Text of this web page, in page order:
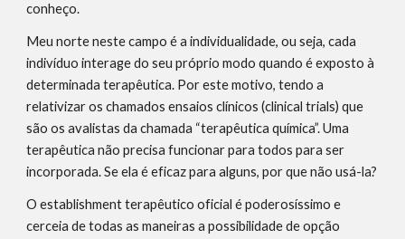
conheço.
Meu norte neste campo é a individualidade, ou seja, cada
indivíduo interage do seu próprio modo quando é exposto à
determinada terapêutica. Por este motivo, tendo a
relativizar os chamados ensaios clínicos (clinical trials) que
são os avalistas da chamada “terapêutica química”. Uma
terapêutica não precisa funcionar para todos para ser
incorporada. Se ela é eficaz para alguns, por que não usá-la?
O establishment terapêutico oficial é poderosíssimo e
cerceia de todas as maneiras a possibilidade de opção